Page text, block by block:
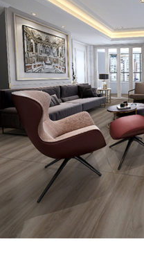
黄瓜视频下载地址